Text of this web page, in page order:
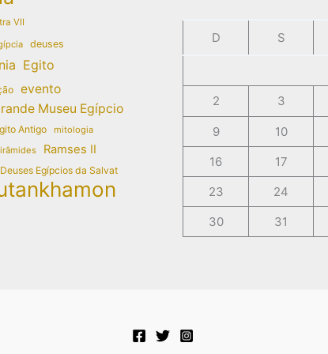
VII
deuses
Egito
evento
Museu Egípcio
Antigo mitologia
Ramses II
Egípcios da Salvat
D S
2
3
9 10
16
17
23
24
30
31